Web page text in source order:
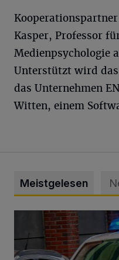
Kasper, Professor
Medienpsychologie
Unterstützt wird
das Unternehmen
Witten, einem
Meistgelesen
Mann beschädigt Autos